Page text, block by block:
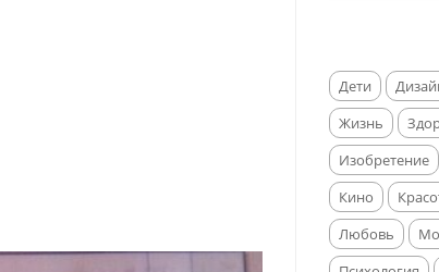
Дети
Жизнь
Изобретение
Кино
Любовь